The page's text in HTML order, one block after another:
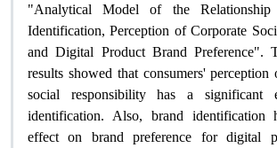
"Analytical Model of the Relationship
Identification, Perception of Corporate
and Digital Product Brand Preference".
results showed that consumers'
social responsibility has a significant
identification. Also, brand identification
effect on brand preference for digital